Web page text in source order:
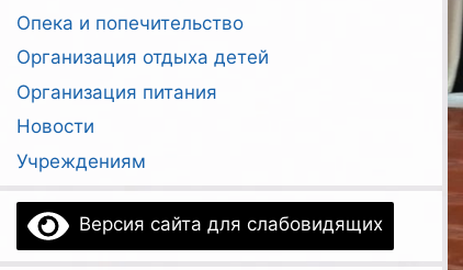
Опека и попечительство
Организация отдыха детей
Организация питания
Новости
Учреждениям
Версия сайта для слабовидящих